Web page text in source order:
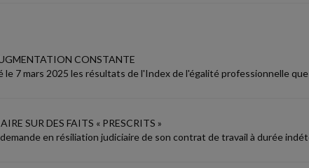
CONSTANTE
le 7 mars 2025 les résultats de l'Index de l'égalité professionnelle
SUR DES FAITS « PRESCRITS »
en résiliation judiciaire de son contrat de travail à durée